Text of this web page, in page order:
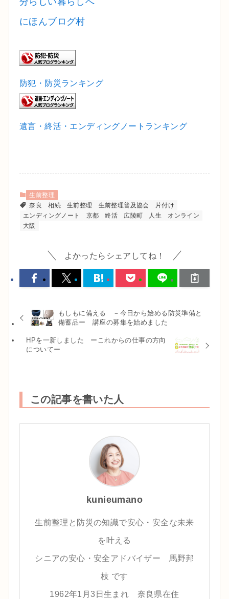
にほんブログ村
防犯・防災ランキング
遺言・終活・エンディングノートランキング
生前整理
奈良
相続 生前整理 生前整理普及協会
片付け
エンディングノート
京都 終活 広陵町 人生
オンライン
大阪
よかったらシェアしてね！
もしもに備える －今日から始める防災準備と
備蓄品ー 講座の募集を始めました
HPを一新しました ーこれからの仕事の方向
についてー
この記事を書いた人
kunieumano
生前整理と防災の知識で安心・安全な未来
を叶える
シニアの安心・安全アドバイザー 馬野邦
枝 です
1962年1月3日生まれ 奈良県在住